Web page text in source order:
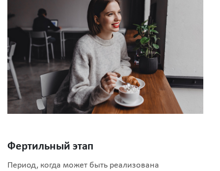
Фертильный этап
Период, когда может быть реализована